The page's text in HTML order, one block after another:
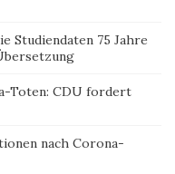
Studiendaten 75 Jahre
Toten: CDU fordert
nach Corona-